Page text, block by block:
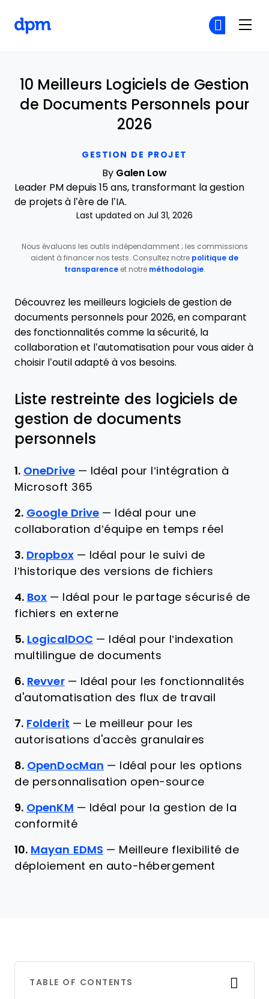
GESTION DE PROJET
10 Meilleurs Logiciels de Gestion
de Documents Personnels pour
2026
By Galen Low
Leader PM depuis 15 ans, transformant la gestion
de projets à l’ère de l’IA.
Last updated on Jul 31, 2026
Nous évaluons les outils indépendamment ; les commissions
aident à financer nos tests. Consultez notre politique de
transparenceet notre méthodologie.
Découvrez les meilleurs logiciels de gestion de
documents personnels pour 2026, en comparant
des fonctionnalités comme la sécurité, la
collaboration et l’automatisation pour vous aider à
choisir l’outil adapté à vos besoins.
Liste restreinte des logiciels de
gestion de documents
personnels
1. OneDrive — Idéal pour l’intégration à
Microsoft 365
2. Google Drive —
Idéal pour une
collaboration d’équipe en temps réel
3. Dropbox — Idéal pour le suivi de
l’historique des versions de fichiers
4. Box —
Idéal pour le partage sécurisé de
fichiers en externe
5. LogicalDOC —
Idéal pour l’indexation
multilingue de documents
6. Revver — Idéal pour les fonctionnalités
d'automatisation des flux de travail
7. Folderit — Le meilleur pour les
autorisations d'accès granulaires
8. OpenDocMan —
Idéal pour les options
de personnalisation open-source
9. OpenKM — Idéal pour la gestion de la
conformité
10. Mayan EDMS — Meilleure flexibilité de
déploiement en auto-hébergement
TABLE OF CONTENTS